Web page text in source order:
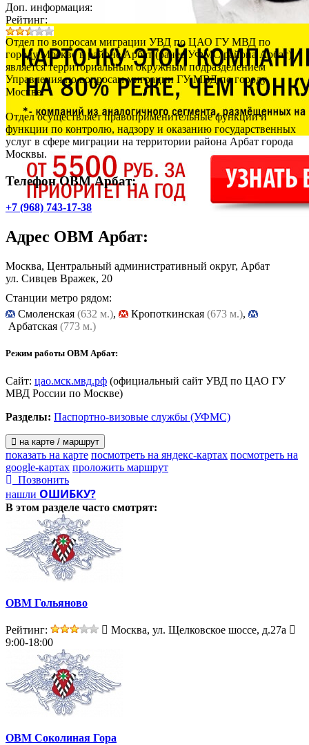
Доп. информация:
Рейтинг:
Отдел по вопросам миграции УВД по ЦАО ГУ МВД по
городу Москве в районе Арбат (ранее УФМС района Арбат)
является территориальным окружным подразделением
Управления по вопросам миграции ГУ МВД по городу
Москве.
Отдел осуществляет правоприменительные функции и
функции по контролю, надзору и оказанию государственных
услуг в сфере миграции на территории района Арбат города
Москвы.
Телефон ОВМ Арбат:
+7 (968) 743-17-38
Адрес ОВМ Арбат:
Москва, Центральный административный округ, Арбат
ул. Сивцев Вражек, 20
Станции метро рядом:
Cмоленская (632 м.), Кропоткинская (673 м.),
Арбатская (773 м.)
Режим работы ОВМ Арбат:
Сайт: цао.мск.мвд.рф (официальный сайт УВД по ЦАО ГУ
МВД России по Москве)
Разделы: Паспортно-визовые службы (УФМС)
на карте / маршрут
показать на карте посмотреть на яндекс-картах посмотреть на
google-картах проложить маршрут
Позвонить
нашли ОШИБКУ?
В этом разделе часто смотрят:
ОВМ Гольяново
Рейтинг:
Москва, ул. Щелковское шоссе, д.27а
9:00-18:00
ОВМ Соколиная Гора